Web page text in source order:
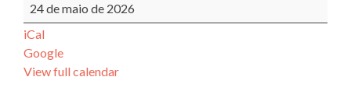
Especialista
em
Presencial
24 de maio de 2026
iCal
Google
View full calendar